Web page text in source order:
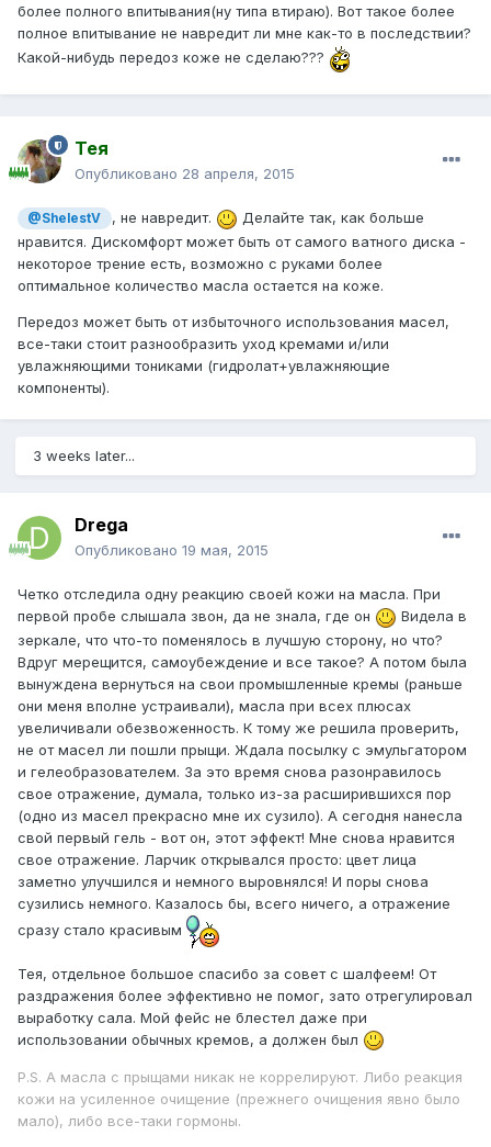
более полного впитывания(ну типа втираю). Вот такое более
полное впитывание не навредит ли мне как-то в последствии?
Какой-нибудь передоз коже не сделаю???
Тея
Опубликовано 28 апреля, 2015
@ShelestV , не навредит.
Делайте так, как больше
нравится. Дискомфорт может быть от самого ватного диска -
некоторое трение есть, возможно с руками более
оптимальное количество масла остается на коже.
Передоз может быть от избыточного использования масел,
все-таки стоит разнообразить уход кремами и/или
увлажняющими тониками (гидролат+увлажняющие
компоненты).
3 weeks later...
Drega
Опубликовано 19 мая, 2015
Четко отследила одну реакцию своей кожи на масла. При
первой пробе слышала звон, да не знала, где он
Видела в
зеркале, что что-то поменялось в лучшую сторону, но что?
Вдруг мерещится, самоубеждение и все такое? А потом была
вынуждена вернуться на свои промышленные кремы (раньше
они меня вполне устраивали), масла при всех плюсах
увеличивали обезвоженность. К тому же решила проверить,
не от масел ли пошли прыщи. Ждала посылку с эмульгатором
и гелеобразователем. За это время снова разонравилось
свое отражение, думала, только из-за расширившихся пор
(одно из масел прекрасно мне их сузило). А сегодня нанесла
свой первый гель - вот он, этот эффект! Мне снова нравится
свое отражение. Ларчик открывался просто: цвет лица
заметно улучшился и немного выровнялся! И поры снова
сузились немного. Казалось бы, всего ничего, а отражение
сразу стало красивым
Тея, отдельное большое спасибо за совет с шалфеем! От
раздражения более эффективно не помог, зато отрегулировал
выработку сала. Мой фейс не блестел даже при
использовании обычных кремов, а должен был
P.S. А масла с прыщами никак не коррелируют. Либо реакция
кожи на усиленное очищение (прежнего очищения явно было
мало), либо все-таки гормоны.